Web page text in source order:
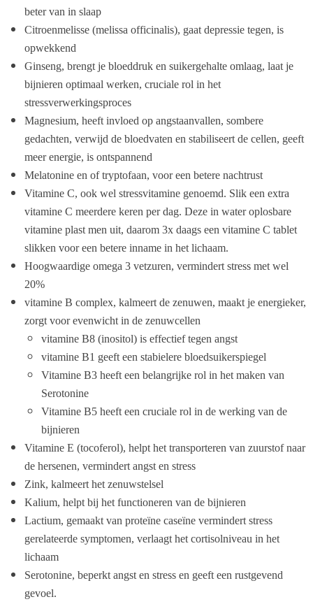
beter van in slaap
Citroenmelisse (melissa officinalis), gaat depressie tegen, is
opwekkend
Ginseng, brengt je bloeddruk en suikergehalte omlaag, laat je
bijnieren optimaal werken, cruciale rol in het
stressverwerkingsproces
Magnesium, heeft invloed op angstaanvallen, sombere
gedachten, verwijd de bloedvaten en stabiliseert de cellen, geeft
meer energie, is ontspannend
Melatonine en of tryptofaan, voor een betere nachtrust
Vitamine C, ook wel stressvitamine genoemd. Slik een extra
vitamine C meerdere keren per dag. Deze in water oplosbare
vitamine plast men uit, daarom 3x daags een vitamine C tablet
slikken voor een betere inname in het lichaam.
Hoogwaardige omega 3 vetzuren, vermindert stress met wel
20%
vitamine B complex, kalmeert de zenuwen, maakt je energieker,
zorgt voor evenwicht in de zenuwcellen
vitamine B8 (inositol) is effectief tegen angst
vitamine B1 geeft een stabielere bloedsuikerspiegel
Vitamine B3 heeft een belangrijke rol in het maken van
Serotonine
Vitamine B5 heeft een cruciale rol in de werking van de
bijnieren
Vitamine E (tocoferol), helpt het transporteren van zuurstof naar
de hersenen, vermindert angst en stress
Zink, kalmeert het zenuwstelsel
Kalium, helpt bij het functioneren van de bijnieren
Lactium, gemaakt van proteïne caseïne vermindert stress
gerelateerde symptomen, verlaagt het cortisolniveau in het
lichaam
Serotonine, beperkt angst en stress en geeft een rustgevend
gevoel.